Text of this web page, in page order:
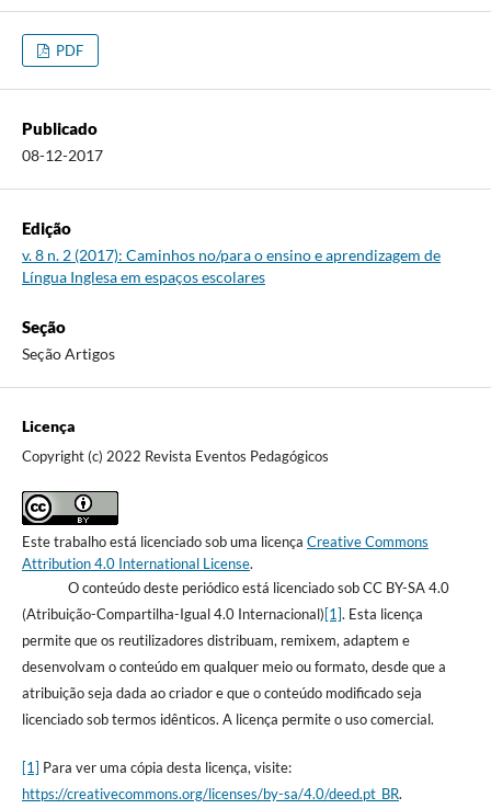
PDF
Publicado
08-12-2017
Edição
v. 8 n. 2 (2017): Caminhos no/para o ensino e aprendizagem de
Língua Inglesa em espaços escolares
Seção
Seção Artigos
Licença
Copyright (c) 2022 Revista Eventos Pedagógicos
Este trabalho está licenciado sob uma licença Creative Commons
Attribution 4.0 International License.
O conteúdo deste periódico está licenciado sob CC BY-SA 4.0
(Atribuição-Compartilha-Igual 4.0 Internacional)[1]. Esta licença
permite que os reutilizadores distribuam, remixem, adaptem e
desenvolvam o conteúdo em qualquer meio ou formato, desde que a
atribuição seja dada ao criador e que o conteúdo modificado seja
licenciado sob termos idênticos. A licença permite o uso comercial.
[1] Para ver uma cópia desta licença, visite:
https://creativecommons.org/licenses/by-sa/4.0/deed.pt_BR.